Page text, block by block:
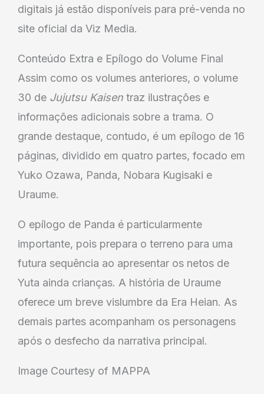
digitais já estão disponíveis para pré-venda no
site oficial da Viz Media.
Conteúdo Extra e Epílogo do Volume Final
Assim como os volumes anteriores, o volume
30 de Jujutsu Kaisen traz ilustrações e
informações adicionais sobre a trama. O
grande destaque, contudo, é um epílogo de 16
páginas, dividido em quatro partes, focado em
Yuko Ozawa, Panda, Nobara Kugisaki e
Uraume.
O epílogo de Panda é particularmente
importante, pois prepara o terreno para uma
futura sequência ao apresentar os netos de
Yuta ainda crianças. A história de Uraume
oferece um breve vislumbre da Era Heian. As
demais partes acompanham os personagens
após o desfecho da narrativa principal.
Image Courtesy of MAPPA